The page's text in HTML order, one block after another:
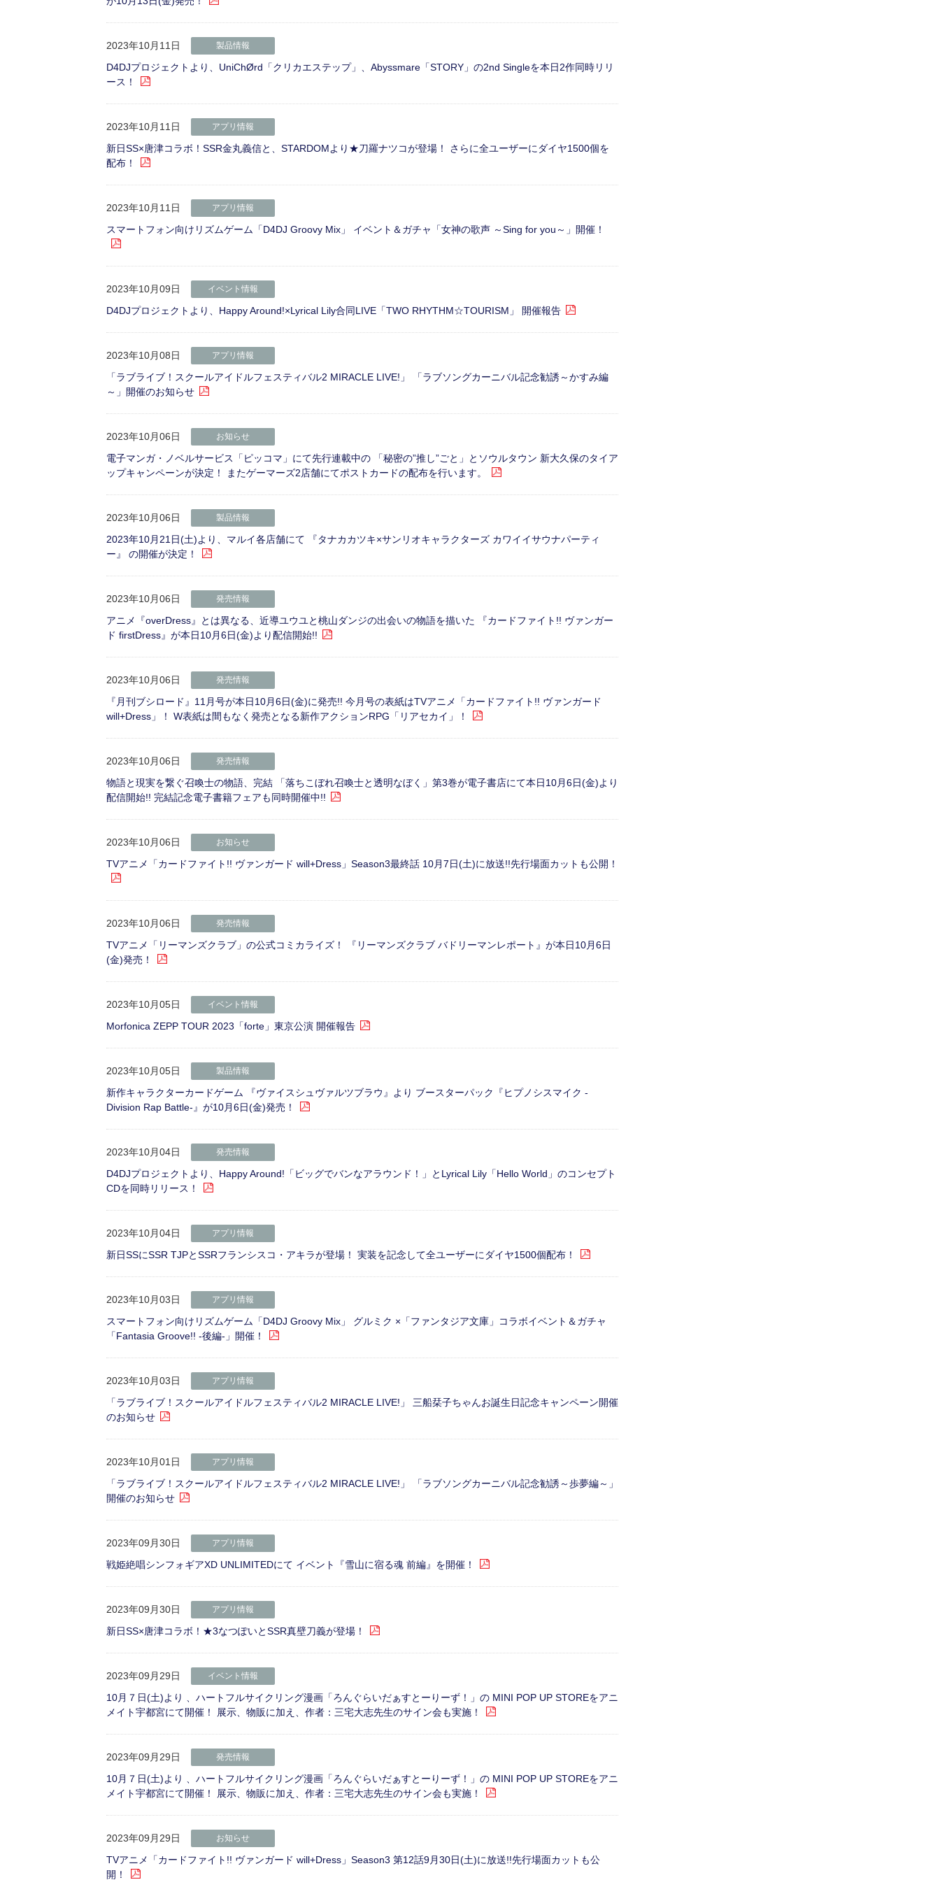
2023年10月11日 製品情報
D4DJプロジェクトより、UniChØrd「クリカエステップ」、Abyssmare「STORY」の2nd Singleを本日2作同時リリ
ース！
2023年10月11日 アプリ情報
新日SS×唐津コラボ！SSR金丸義信と、STARDOMより★刀羅ナツコが登場！ さらに全ユーザーにダイヤ1500個を
配布！
2023年10月11日 アプリ情報
スマートフォン向けリズムゲーム「D4DJ Groovy Mix」 イベント＆ガチャ「女神の歌声 ～Sing for you～」開催！
2023年10月09日 イベント情報
D4DJプロジェクトより、Happy Around!×Lyrical Lily合同LIVE「TWO RHYTHM☆TOURISM」 開催報告
2023年10月08日 アプリ情報
「ラブライブ！スクールアイドルフェスティバル2 MIRACLE LIVE!」 「ラブソングカーニバル記念勧誘～かすみ編
～」開催のお知らせ
2023年10月06日 お知らせ
電子マンガ・ノベルサービス「ピッコマ」にて先行連載中の 「秘密の”推し”ごと」とソウルタウン 新大久保のタイア
ップキャンペーンが決定！ またゲーマーズ2店舗にてポストカードの配布を行います。
2023年10月06日 製品情報
2023年10月21日(土)より、マルイ各店舗にて 『タナカカツキ×サンリオキャラクターズ カワイイサウナパーティ
ー』 の開催が決定！
2023年10月06日 発売情報
アニメ『overDress』とは異なる、近導ユウユと桃山ダンジの出会いの物語を描いた 『カードファイト!! ヴァンガー
ド firstDress』が本日10月6日(金)より配信開始!!
2023年10月06日 発売情報
『月刊ブシロード』11月号が本日10月6日(金)に発売!! 今月号の表紙はTVアニメ「カードファイト!! ヴァンガード
will+Dress」！ W表紙は間もなく発売となる新作アクションRPG「リアセカイ」！
2023年10月06日 発売情報
物語と現実を繋ぐ召喚士の物語、完結 「落ちこぼれ召喚士と透明なぼく」第3巻が電子書店にて本日10月6日(金)より
配信開始!! 完結記念電子書籍フェアも同時開催中!!
2023年10月06日 お知らせ
TVアニメ「カードファイト!! ヴァンガード will+Dress」Season3最終話 10月7日(土)に放送!!先行場面カットも公開！
2023年10月06日 発売情報
TVアニメ「リーマンズクラブ」の公式コミカライズ！ 『リーマンズクラブ バドリーマンレポート』が本日10月6日
(金)発売！
2023年10月05日 イベント情報
Morfonica ZEPP TOUR 2023「forte」東京公演 開催報告
2023年10月05日 製品情報
新作キャラクターカードゲーム 『ヴァイスシュヴァルツブラウ』より ブースターパック『ヒプノシスマイク -
Division Rap Battle-』が10月6日(金)発売！
2023年10月04日 発売情報
D4DJプロジェクトより、Happy Around!「ビッグでバンなアラウンド！」とLyrical Lily「Hello World」のコンセプト
CDを同時リリース！
2023年10月04日 アプリ情報
新日SSにSSR TJPとSSRフランシスコ・アキラが登場！ 実装を記念して全ユーザーにダイヤ1500個配布！
2023年10月03日 アプリ情報
スマートフォン向けリズムゲーム「D4DJ Groovy Mix」 グルミク ×「ファンタジア文庫」コラボイベント＆ガチャ
「Fantasia Groove!! -後編-」開催！
2023年10月03日 アプリ情報
「ラブライブ！スクールアイドルフェスティバル2 MIRACLE LIVE!」 三船栞子ちゃんお誕生日記念キャンペーン開催
のお知らせ
2023年10月01日 アプリ情報
「ラブライブ！スクールアイドルフェスティバル2 MIRACLE LIVE!」 「ラブソングカーニバル記念勧誘～歩夢編～」
開催のお知らせ
2023年09月30日 アプリ情報
戦姫絶唱シンフォギアXD UNLIMITEDにて イベント『雪山に宿る魂 前編』を開催！
2023年09月30日 アプリ情報
新日SS×唐津コラボ！★3なつぽいとSSR真壁刀義が登場！
2023年09月29日 イベント情報
10月７日(土)より 、ハートフルサイクリング漫画「ろんぐらいだぁすとーりーず！」の MINI POP UP STOREをアニ
メイト宇都宮にて開催！ 展示、物販に加え、作者：三宅大志先生のサイン会も実施！
2023年09月29日 発売情報
10月７日(土)より 、ハートフルサイクリング漫画「ろんぐらいだぁすとーりーず！」の MINI POP UP STOREをアニ
メイト宇都宮にて開催！ 展示、物販に加え、作者：三宅大志先生のサイン会も実施！
2023年09月29日 お知らせ
TVアニメ「カードファイト!! ヴァンガード will+Dress」Season3 第12話9月30日(土)に放送!!先行場面カットも公
開！